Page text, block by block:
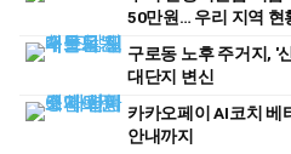
50만원… 우리 지역 현
구로동 노후 주거지, '
대단지 변신
카카오페이 AI코치 베
안내까지